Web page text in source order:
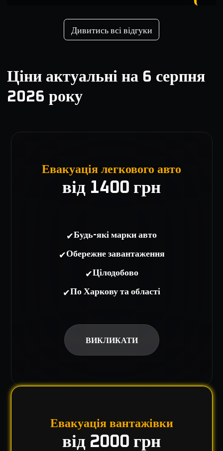
Дивитись всі відгуки
Ціни актуальні на 6 серпня
2026 року
Евакуація легкового авто
від 1400 грн
✔Будь-які марки авто
✔Обережне завантаження
✔Цілодобово
✔По Харкову та області
ВИКЛИКАТИ
Евакуація вантажівки
від 2000 грн